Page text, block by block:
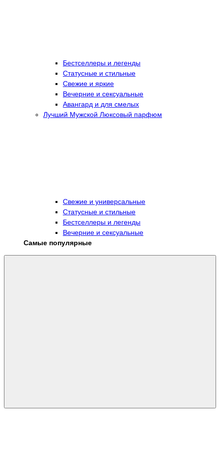
Бестселлеры и легенды
Статусные и стильные
Свежие и яркие
Вечерние и сексуальные
Авангард и для смелых
Лучший Мужской Люксовый парфюм
Свежие и универсальные
Статусные и стильные
Бестселлеры и легенды
Вечерние и сексуальные
Самые популярные